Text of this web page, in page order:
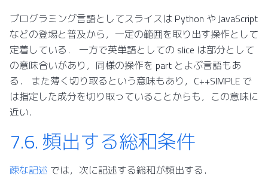
プログラミング言語としてスライスは Python や JavaScript
などの登場と普及から，一定の範囲を取り出す操作として
定着している． 一方で英単語としての slice は部分として
の意味合いがあり，同様の操作を part とよぶ言語もあ
る． また薄く切り取るという意味もあり，C++SIMPLE で
は指定した成分を切り取っていることからも，この意味に
近い．
7.6. 頻出する総和条件
疎な記述 では，次に記述する総和が頻出する．